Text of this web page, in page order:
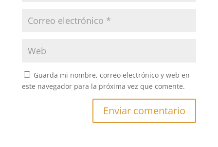
Guarda mi nombre, correo electrónico y web en
este navegador para la próxima vez que comente.